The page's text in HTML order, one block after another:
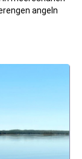
angeln